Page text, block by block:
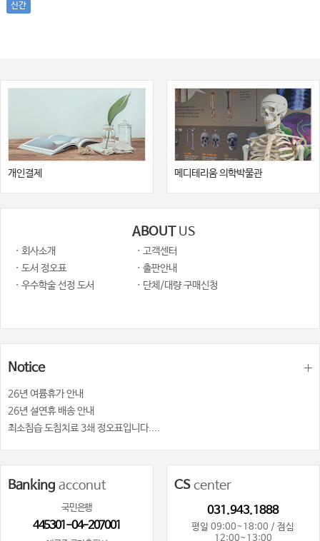
신간
개인결제 메디테리움 의학박물관
ABOUT US
· 회사소개
· 고객센터
· 도서 정오표
· 출판안내
· 우수학술 선정 도서
· 단체/대량 구매신청
Notice
26년 여륨휴가 안내
26년 설연휴 배송 안내
최소침습 도침치료 3쇄 정오표입니다....
Banking acconut
국민은행
445301-04-207001
CScenter
031.943.1888
평일 09:00~18:00 / 점심
12:00~13:00